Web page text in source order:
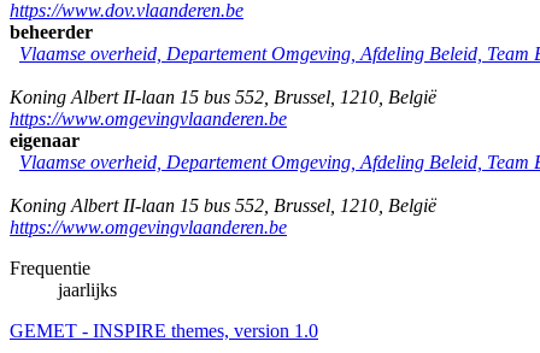
https://www.dov.vlaanderen.be
beheerder
Vlaamse overheid, Departement Omgeving, Afdeling Beleid, Team
Koning Albert II-laan 15 bus 552 Brussel 1210 België
https://www.omgevingvlaanderen.be
eigenaar
Vlaamse overheid, Departement Omgeving, Afdeling Beleid, Team
Koning Albert II-laan 15 bus 552 Brussel 1210 België
https://www.omgevingvlaanderen.be
Frequentie
jaarlijks
GEMET - INSPIRE themes, version 1.0